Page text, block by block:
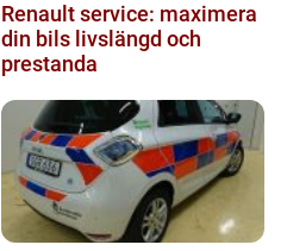
Renault service: maximera
din bils livslängd och
prestanda